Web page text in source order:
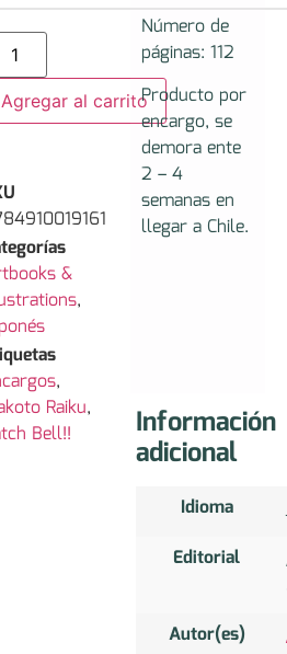
Agregar al carrito
&
,
,
Raiku,
Bell!!
Número de
páginas: 112
Producto por
encargo, se
demora ente
2 – 4
semanas en
llegar a Chile.
Información
adicional
Idioma
Editorial
Autor(es)